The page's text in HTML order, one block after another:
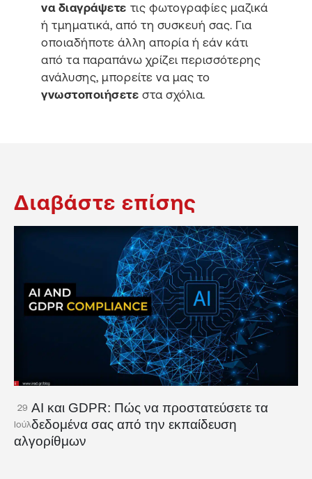
να διαγράψετε τις φωτογραφίες μαζικά
ή τμηματικά, από τη συσκευή σας. Για
οποιαδήποτε άλλη απορία ή εάν κάτι
από τα παραπάνω χρίζει περισσότερης
ανάλυσης, μπορείτε να μας το
γνωστοποιήσετε στα σχόλια.
Διαβάστε επίσης
29
Ιούλ
AI και GDPR: Πώς να προστατεύσετε τα
δεδομένα σας από την εκπαίδευση
αλγορίθμων